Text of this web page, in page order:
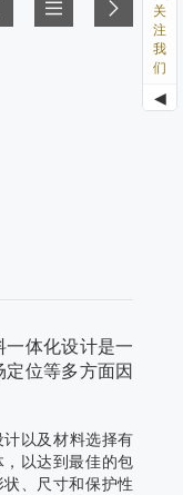
体化设计是一
位等多方面因
计以及材料选择有
以达到最佳的包
、尺寸和保护性
关
注
我
们
◀